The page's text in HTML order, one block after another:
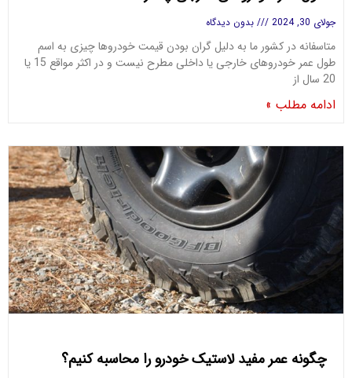
جولای 30, 2024 بدون دیدگاه
متاسفانه در کشور ما به دلیل گران بودن قیمت خودروها چیزی به اسم
طول عمر خودروهای خارجی یا داخلی مطرح نیست و در اکثر مواقع 15 یا
20 سال از
ادامه مطلب »
چگونه عمر مفید لاستیک خودرو را محاسبه کنیم؟